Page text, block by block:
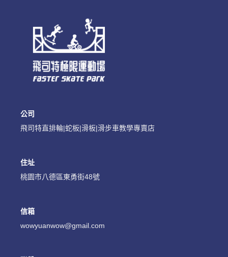
忘記密碼？
建立專屬帳號
我 要 註 冊
公司
飛司特直排輪|蛇板|滑板|滑步車教學專賣店
住址
桃園市八德區東勇街48號
信箱
wowyuanwow@gmail.com